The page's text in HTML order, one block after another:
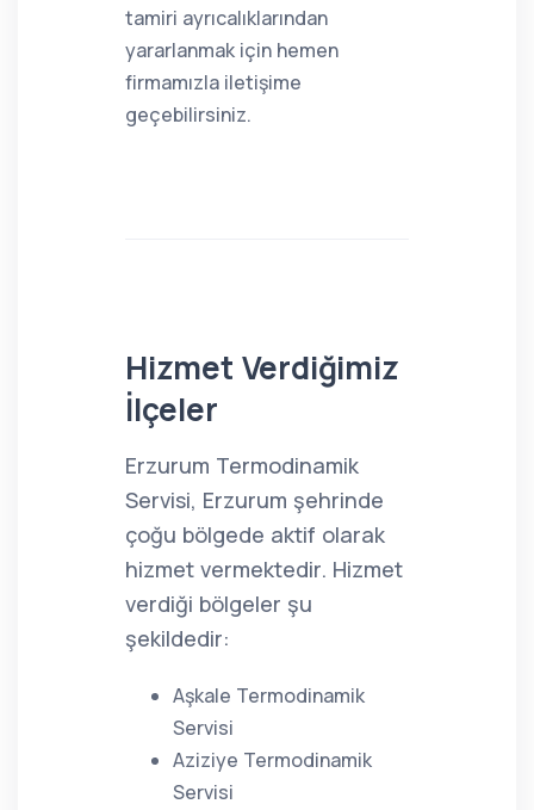
tamiri ayrıcalıklarından
yararlanmak için hemen
firmamızla iletişime
geçebilirsiniz.
Hizmet Verdiğimiz
İlçeler
Erzurum Termodinamik
Servisi, Erzurum şehrinde
çoğu bölgede aktif olarak
hizmet vermektedir. Hizmet
verdiği bölgeler şu
şekildedir:
Aşkale Termodinamik
Servisi
Aziziye Termodinamik
Servisi